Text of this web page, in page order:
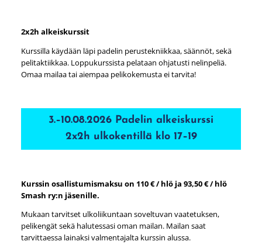
2x2h alkeiskurssit
Kurssilla käydään läpi padelin perustekniikkaa, säännöt, sekä
pelitaktiikkaa. Loppukurssista pelataan ohjatusti nelinpeliä.
Omaa mailaa tai aiempaa pelikokemusta ei tarvita!
3.–10.08.2026 Padelin alkeiskurssi
2x2h ulkokentillä klo 17–19
Kurssin osallistumismaksu on 110 € / hlö ja 93,50 € / hlö
Smash ry:n jäsenille.
Mukaan tarvitset ulkoliikuntaan soveltuvan vaatetuksen,
pelikengät sekä halutessasi oman mailan. Mailan saat
tarvittaessa lainaksi valmentajalta kurssin alussa.